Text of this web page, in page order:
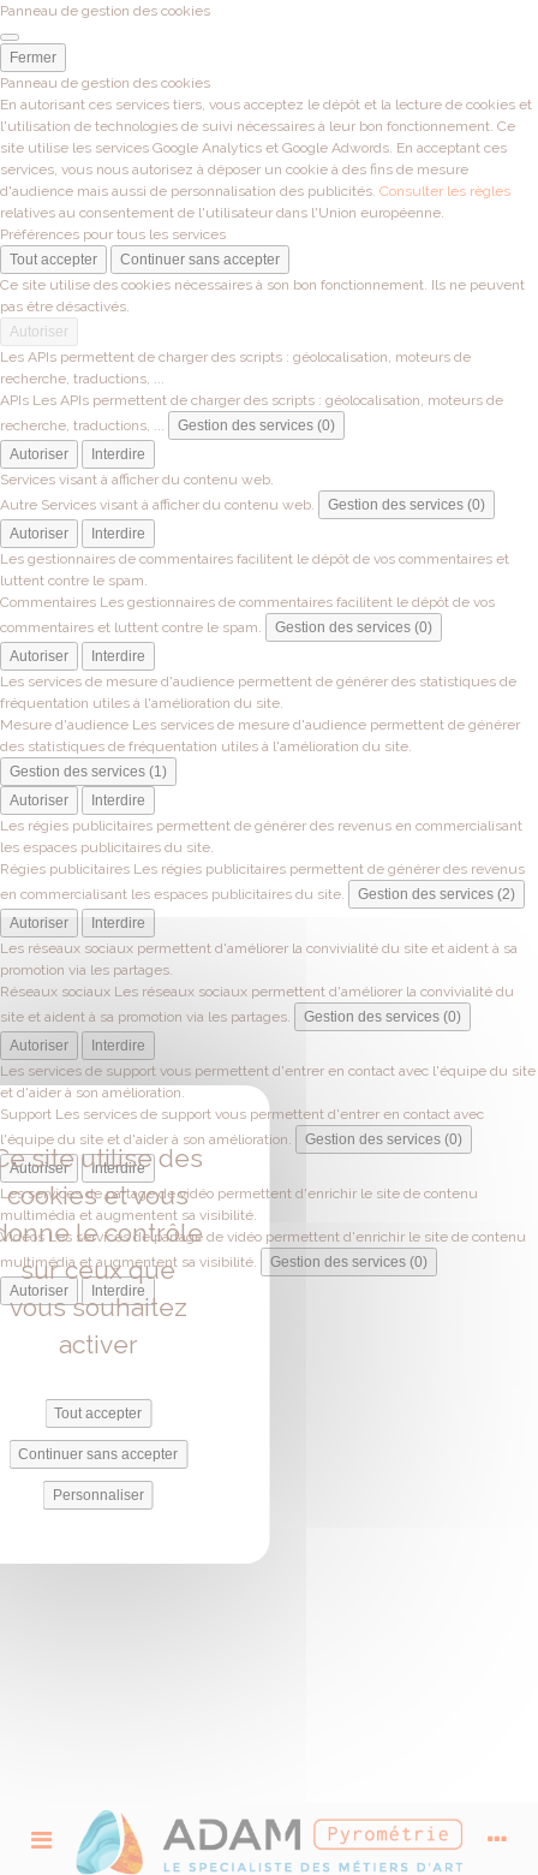
Panneau de gestion des cookies
Fermer
Panneau de gestion des cookies
En autorisant ces services tiers, vous acceptez le dépôt et la lecture de cookies et
l'utilisation de technologies de suivi nécessaires à leur bon fonctionnement. Ce
site utilise les services Google Analytics et Google Adwords. En acceptant ces
services, vous nous autorisez à déposer un cookie à des fins de mesure
d'audience mais aussi de personnalisation des publicités. Consulter les règles
relatives au consentement de l'utilisateur dans l'Union européenne.
Préférences pour tous les services
Tout accepter
Continuer sans accepter
Ce site utilise des cookies nécessaires à son bon fonctionnement. Ils ne peuvent
pas être désactivés.
Autoriser
Les APIs permettent de charger des scripts : géolocalisation, moteurs de
recherche, traductions, ...
APIs Les APIs permettent de charger des scripts : géolocalisation, moteurs de
recherche, traductions, ...
Gestion des services (0)
Autoriser
Interdire
Services visant à afficher du contenu web.
Autre Services visant à afficher du contenu web.
Gestion des services (0)
Autoriser
Interdire
Les gestionnaires de commentaires facilitent le dépôt de vos commentaires et
luttent contre le spam.
Commentaires Les gestionnaires de commentaires facilitent le dépôt de vos
commentaires et luttent contre le spam.
Gestion des services (0)
Autoriser
Interdire
Les services de mesure d'audience permettent de générer des statistiques de
fréquentation utiles à l'amélioration du site.
Mesure d'audience Les services de mesure d'audience permettent de générer
des statistiques de fréquentation utiles à l'amélioration du site.
Gestion des services (1)
Autoriser
Interdire
Les régies publicitaires permettent de générer des revenus en commercialisant
les espaces publicitaires du site.
Régies publicitaires Les régies publicitaires permettent de générer des revenus
en commercialisant les espaces publicitaires du site.
Gestion des services (2)
Autoriser
Interdire
Les réseaux sociaux permettent d'améliorer la convivialité du site et aident à sa
promotion via les partages.
Réseaux sociaux Les réseaux sociaux permettent d'améliorer la convivialité du
site et aident à sa promotion via les partages.
Gestion des services (0)
Autoriser
Interdire
Les services de support vous permettent d'entrer en contact avec l'équipe du site
et d'aider à son amélioration.
Support Les services de support vous permettent d'entrer en contact avec
l'équipe du site et d'aider à son amélioration.
Gestion des services (0)
Autoriser
Interdire
Les services de partage de vidéo permettent d'enrichir le site de contenu
multimédia et augmentent sa visibilité.
Vidéos Les services de partage de vidéo permettent d'enrichir le site de contenu
multimédia et augmentent sa visibilité.
Gestion des services (0)
Autoriser
Interdire
site utilise des
cookies et vous
le contrôle
sur ceux que
vous souhaitez
activer
Tout accepter
Continuer sans accepter
Personnaliser